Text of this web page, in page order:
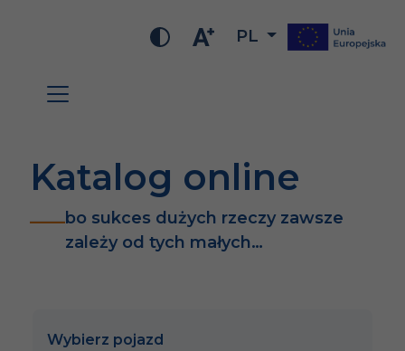
PL
Katalog online
bo sukces dużych rzeczy zawsze
zależy od tych małych…
Wybierz pojazd